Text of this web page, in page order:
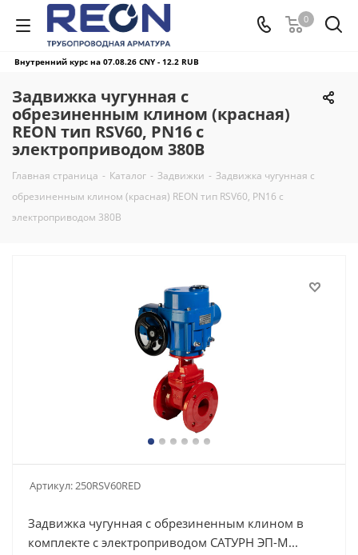
0
Внутренний курс на 07.08.26 CNY - 12.2 RUB
Задвижка чугунная с
обрезиненным клином (красная)
REON тип RSV60, PN16 с
электроприводом 380В
Главная страница - Каталог - Задвижки - Задвижка чугунная с
обрезиненным клином (красная) REON тип RSV60, PN16 с
электроприводом 380В
Артикул:250RSV60RED
Задвижка чугунная с обрезиненным клином в
комплекте с электроприводом САТУРН ЭП-М...